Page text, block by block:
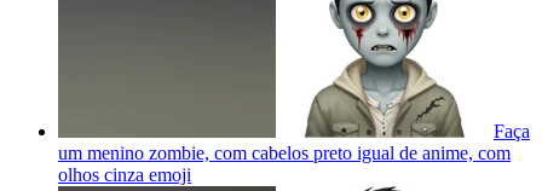
Faça
um menino zombie, com cabelos preto igual de anime, com
olhos cinza emoji